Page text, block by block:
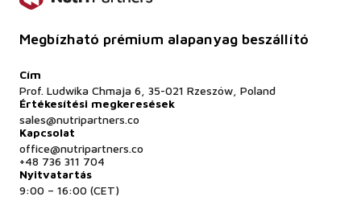
Megbízható prémium alapanyag beszállító
Cím
Prof. Ludwika Chmaja 6, 35-021 Rzeszów, Poland
Értékesítési megkeresések
sales@nutripartners.co
Kapcsolat
office@nutripartners.co
+48 736 311 704
Nyitvatartás
9:00 – 16:00 (CET)